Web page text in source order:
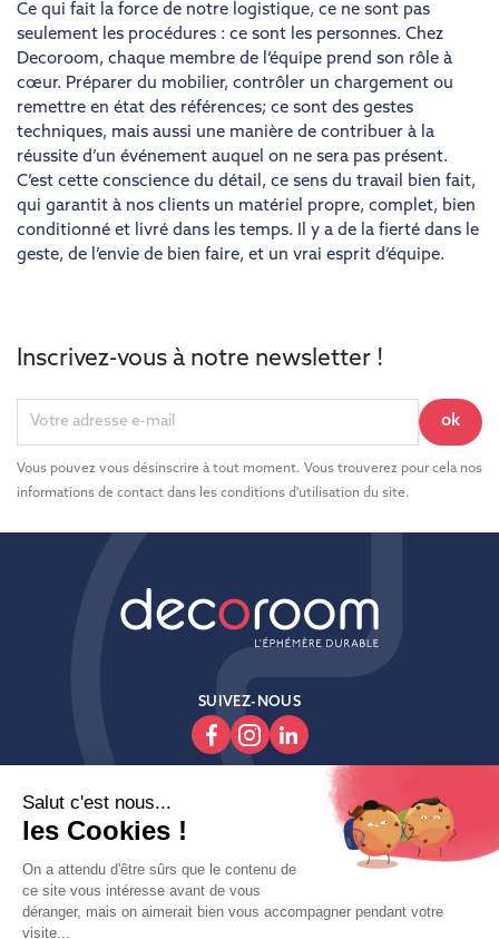
Ce qui fait la force de notre logistique, ce ne sont pas
seulement les procédures : ce sont les personnes. Chez
Decoroom, chaque membre de l’équipe prend son rôle à
cœur. Préparer du mobilier, contrôler un chargement ou
remettre en état des références; ce sont des gestes
techniques, mais aussi une manière de contribuer à la
réussite d’un événement auquel on ne sera pas présent.
C’est cette conscience du détail, ce sens du travail bien fait,
qui garantit à nos clients un matériel propre, complet, bien
conditionné et livré dans les temps. Il y a de la fierté dans le
geste, de l’envie de bien faire, et un vrai esprit d’équipe.
Inscrivez-vous à notre newsletter !
Vous pouvez vous désinscrire à tout moment. Vous trouverez pour cela nos
informations de contact dans les conditions d'utilisation du site.
SUIVEZ-NOUS
Produits 
Decoroom